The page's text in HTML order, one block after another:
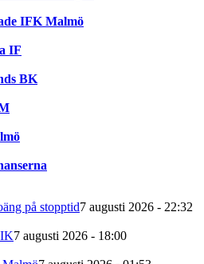
IFK Malmö
IF
BK
på stopptid7 augusti 2026 - 22:32
7 augusti 2026 - 18:00